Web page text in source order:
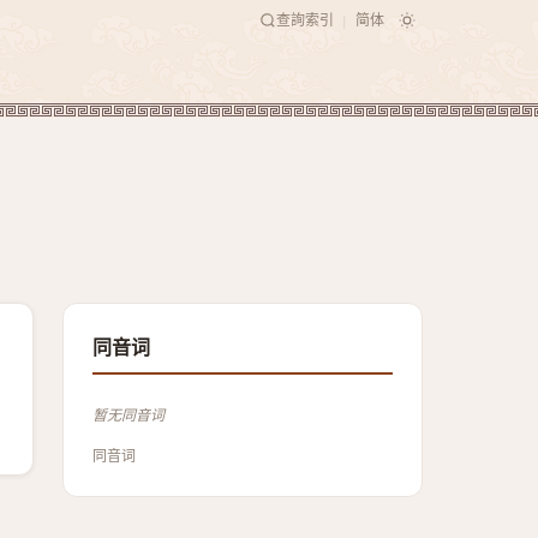
查詢索引 简体
同音词
暂无同音词
同音词